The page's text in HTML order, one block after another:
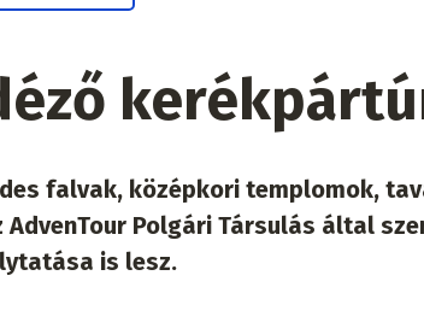
falvak, középkori templomok,
AdvenTour Polgári Társulás által
is lesz.